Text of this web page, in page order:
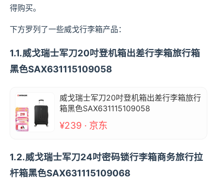
得购买。
下方罗列了一些威戈行李箱产品：
1.1.威戈瑞士军刀20吋登机箱出差行李箱旅行箱
黑色SAX631115109058
威戈瑞士军刀20吋登机箱出差行李箱旅行
箱黑色SAX631115109058
¥239 · 京东
1.2.威戈瑞士军刀24吋密码锁行李箱商务旅行拉
杆箱黑色SAX631115109068